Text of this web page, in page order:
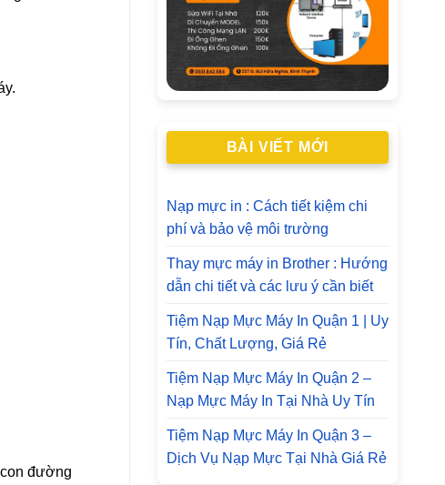
đường
BÀI VIẾT MỚI
Nạp mực in : Cách tiết kiệm chi
phí và bảo vệ môi trường
Thay mực máy in Brother : Hướng
dẫn chi tiết và các lưu ý cần biết
Tiệm Nạp Mực Máy In Quận 1 | Uy
Tín, Chất Lượng, Giá Rẻ
Tiệm Nạp Mực Máy In Quận 2 –
Nạp Mực Máy In Tại Nhà Uy Tín
Tiệm Nạp Mực Máy In Quận 3 –
Dịch Vụ Nạp Mực Tại Nhà Giá Rẻ